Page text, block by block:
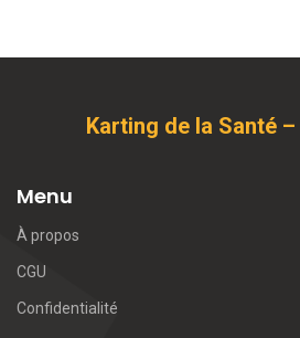
Karting de la Santé
Menu
À propos
CGU
Confidentialité